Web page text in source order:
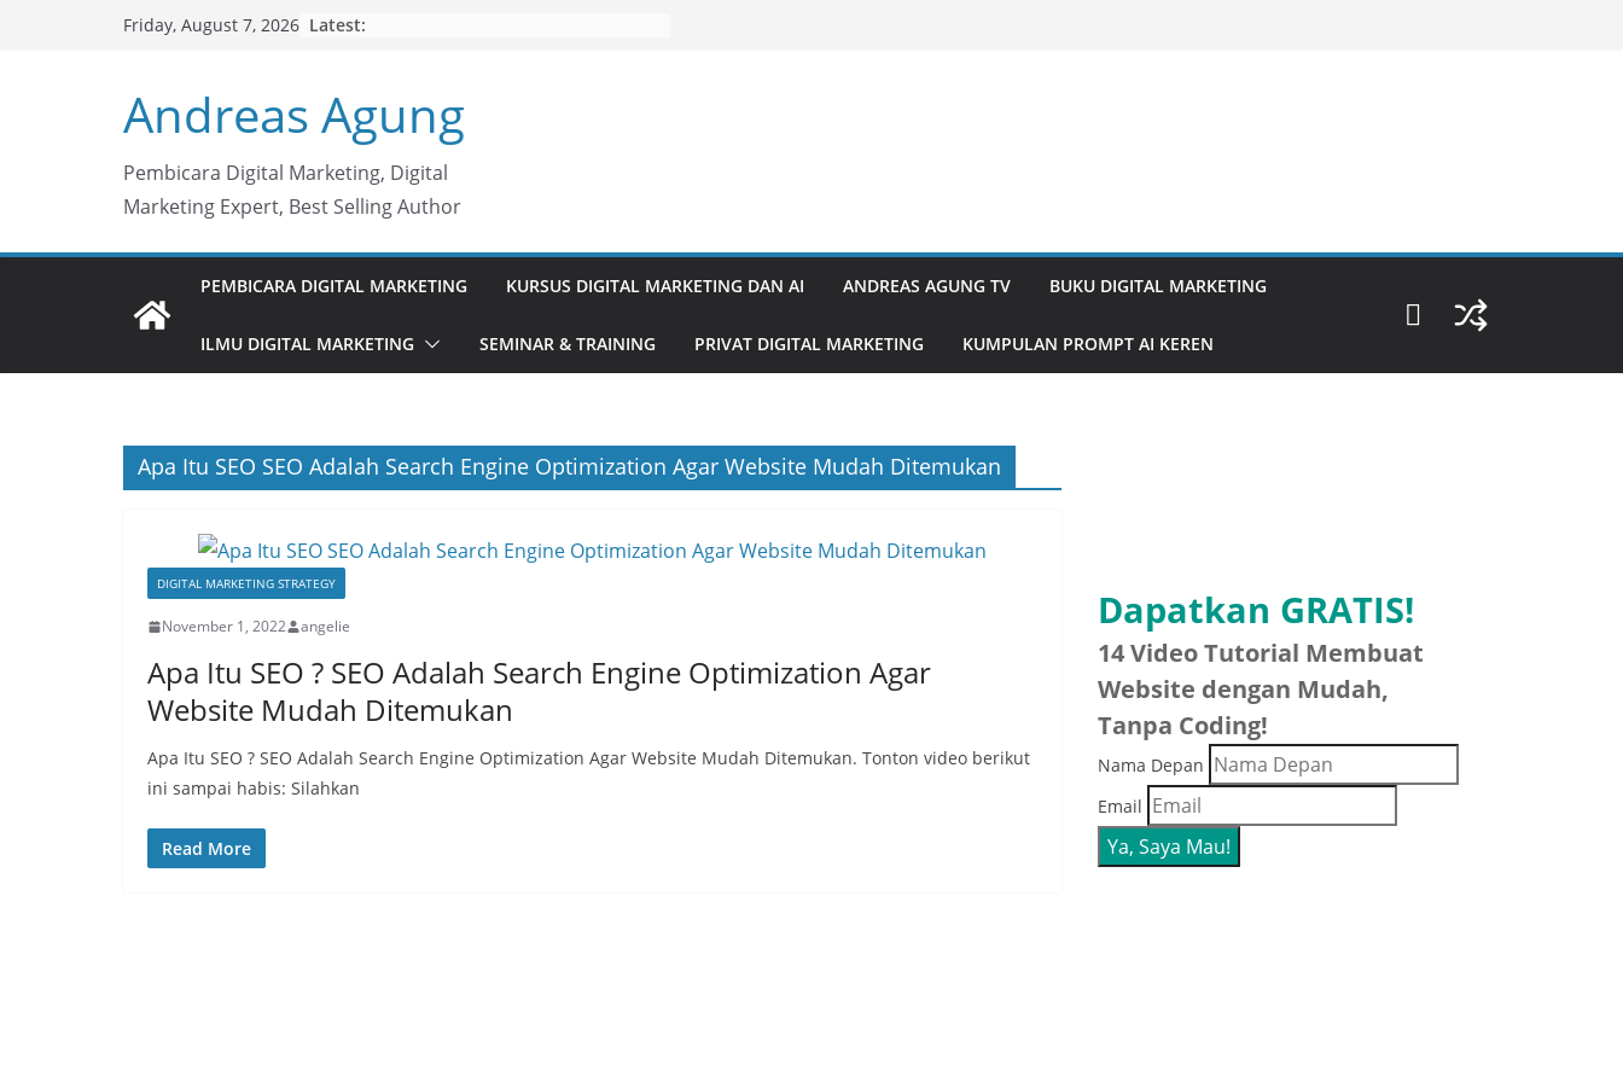
Friday, August 7, 2026 Latest:
Andreas Agung
Pembicara Digital Marketing, Digital
Marketing Expert, Best Selling Author
PEMBICARA DIGITAL MARKETING KURSUS DIGITAL MARKETING DAN AI ANDREAS AGUNG TV BUKU DIGITAL MARKETING
ILMU DIGITAL MARKETING SEMINAR & TRAINING PRIVAT DIGITAL MARKETING KUMPULAN PROMPT AI KEREN
Apa Itu SEO SEO Adalah Search Engine Optimization Agar Website Mudah Ditemukan
DIGITAL MARKETING STRATEGY
November 1, 2022 angelie
Apa Itu SEO ? SEO Adalah Search Engine Optimization Agar
Website Mudah Ditemukan
Apa Itu SEO ? SEO Adalah Search Engine Optimization Agar Website Mudah Ditemukan. Tonton video berikut
ini sampai habis: Silahkan
Read More
Dapatkan GRATIS!
14 Video Tutorial Membuat
Website dengan Mudah,
Tanpa Coding!
Nama Depan
Email